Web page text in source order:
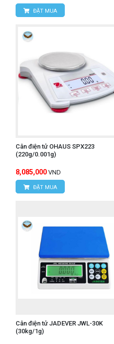
ĐẶT MUA
Cân điện tử OHAUS SPX223
(220g/0.001g)
8,085,000 VND
ĐẶT MUA
Cân điện tử JADEVER JWL-30K
(30kg/1g)